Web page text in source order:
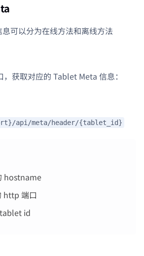
可以分为在线方法和离线方法
获取对应的 Tablet Meta 信息：
api/meta/header/{tablet_id}
hostname
http 端口
id